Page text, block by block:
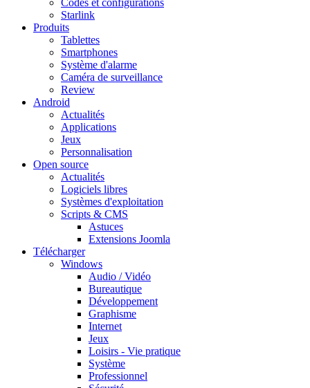
Codes et configurations
Starlink
Produits
Tablettes
Smartphones
Système d'alarme
Caméra de surveillance
Review
Android
Actualités
Applications
Jeux
Personnalisation
Open source
Actualités
Logiciels libres
Systèmes d'exploitation
Scripts & CMS
Astuces
Extensions Joomla
Télécharger
Windows
Audio / Vidéo
Bureautique
Développement
Graphisme
Internet
Jeux
Loisirs - Vie pratique
Système
Professionnel